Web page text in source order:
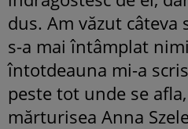
dus. Am văzut câteva
s-a mai întâmplat
întotdeauna mi-a
peste tot unde se
mărturisea Anna